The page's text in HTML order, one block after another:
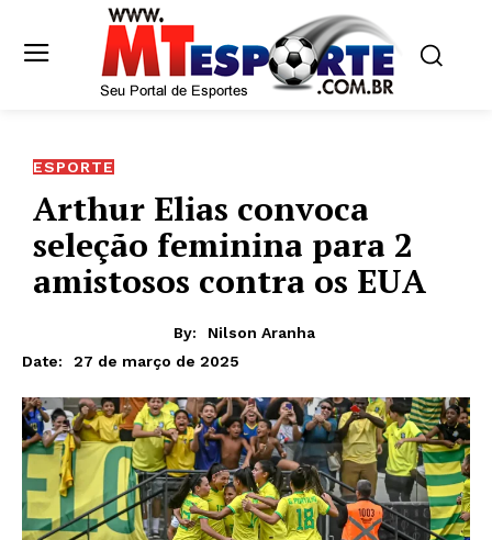
ESPORTE
Arthur Elias convoca
seleção feminina para 2
amistosos contra os EUA
By:
Nilson Aranha
Date:
27 de março de 2025